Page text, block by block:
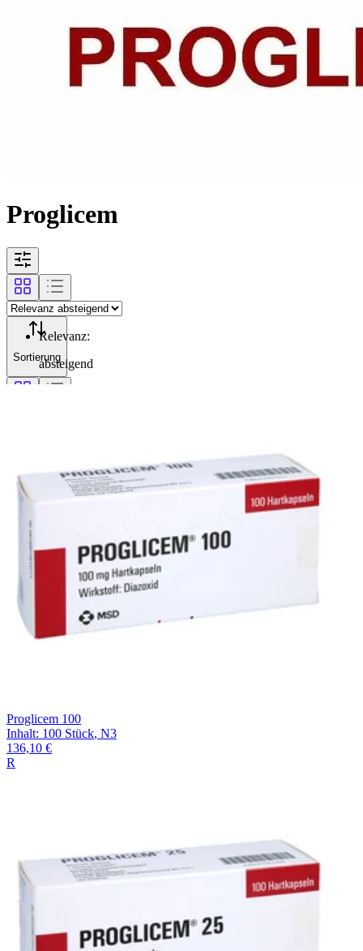
Proglicem
Sortierung
Relevanz:
absteigend
Proglicem 100
Inhalt: 100 Stück, N3
136,10 €
R